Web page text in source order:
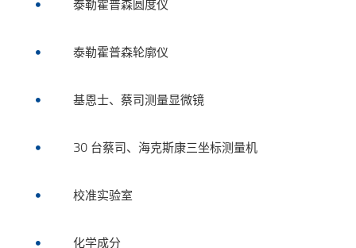
 泰勒霍普森圆度仪
 泰勒霍普森轮廓仪
 基恩士、蔡司测量显微镜
 30 台蔡司、海克斯康三坐标测量机
 校准实验室
 化学成分